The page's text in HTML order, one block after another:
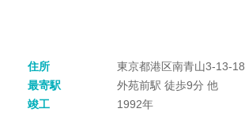
住所
東京都港区南青山3-13-18
最寄駅
外苑前駅 徒歩9分 他
竣工
1992年